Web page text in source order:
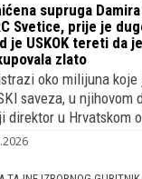
supruga
Svetice, prije je
je USKOK tereti da
zlato
oko milijuna
saveza, u njihovom
direktor u Hrvatskom